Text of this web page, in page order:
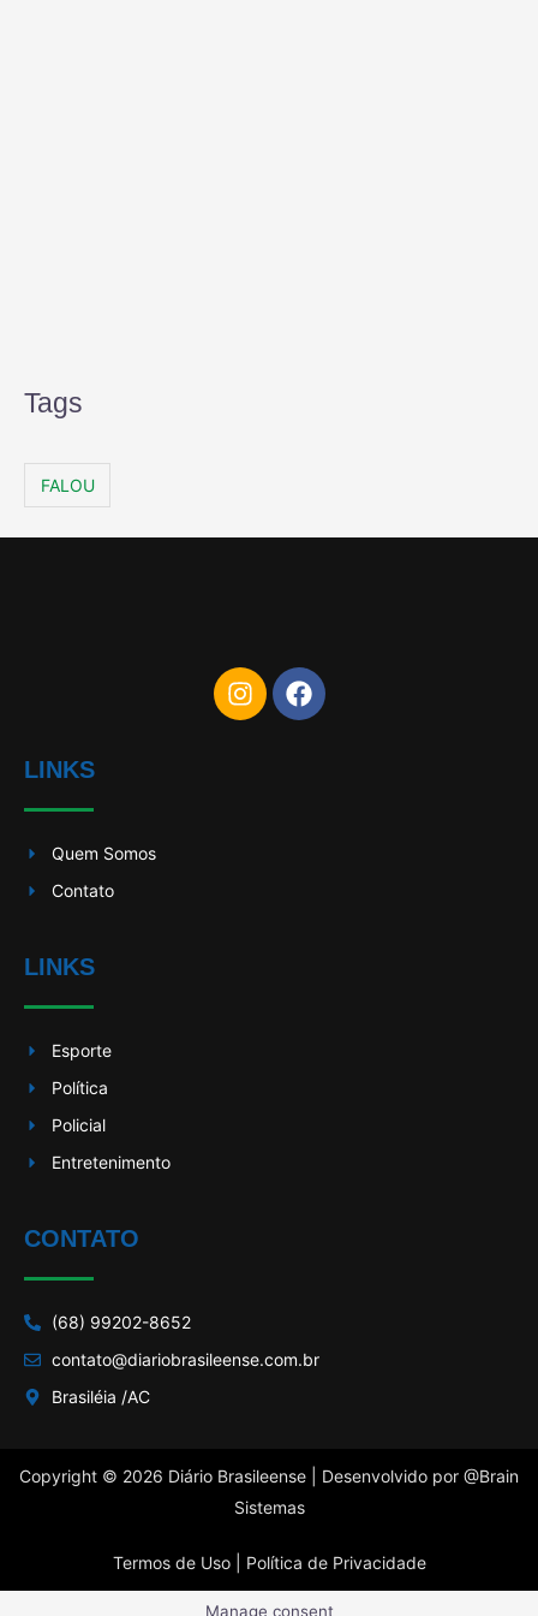
Tags
FALOU
LINKS
Quem Somos
Contato
LINKS
Esporte
Política
Policial
Entretenimento
CONTATO
(68) 99202-8652
contato@diariobrasileense.com.br
Brasiléia /AC
Copyright © 2026 Diário Brasileense | Desenvolvido por @Brain
Sistemas
Termos de Uso | Política de Privacidade
Manage consent